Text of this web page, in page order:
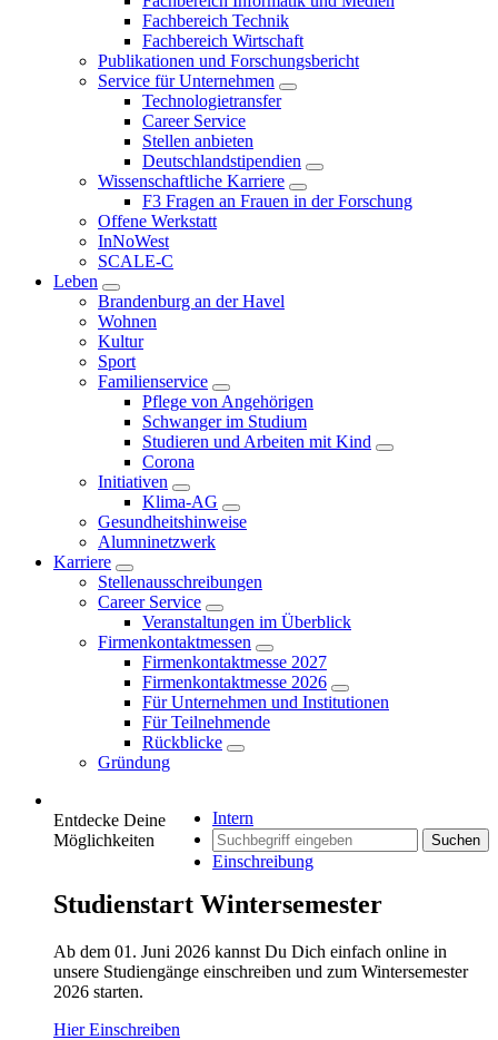
Fachbereich Technik
Fachbereich Wirtschaft
Publikationen und Forschungsbericht
Service für Unternehmen
Technologietransfer
Career Service
Stellen anbieten
Deutschlandstipendien
Wissenschaftliche Karriere
F3 Fragen an Frauen in der Forschung
Offene Werkstatt
InNoWest
SCALE-C
Leben
Brandenburg an der Havel
Wohnen
Kultur
Sport
Familienservice
Pflege von Angehörigen
Schwanger im Studium
Studieren und Arbeiten mit Kind
Corona
Initiativen
Klima-AG
Gesundheitshinweise
Alumninetzwerk
Karriere
Stellenausschreibungen
Career Service
Veranstaltungen im Überblick
Firmenkontaktmessen
Firmenkontaktmesse 2027
Firmenkontaktmesse 2026
Für Unternehmen und Institutionen
Für Teilnehmende
Rückblicke
Gründung
Intern
Suchen
Einschreibung
Entdecke Deine
Möglichkeiten
Studienstart Wintersemester
Ab dem 01. Juni 2026 kannst Du Dich einfach online in
unsere Studiengänge einschreiben und zum Wintersemester
2026 starten.
Hier Einschreiben